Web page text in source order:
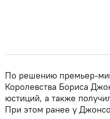
По решению премьер-
Королевства Бориса
юстиций, а также
При этом ранее у